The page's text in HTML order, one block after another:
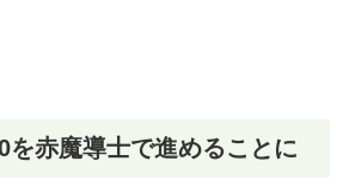
を赤魔導士で進めることに